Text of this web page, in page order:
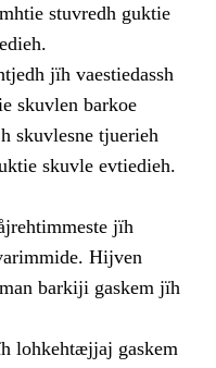
stuvredh guktie
jïh vaestiedassh
skuvlen barkoe
skuvlesne tjuerieh
skuvle evtiedieh.
jïh
Hijven
barkiji gaskem jïh
lohkehtæjjaj gaskem